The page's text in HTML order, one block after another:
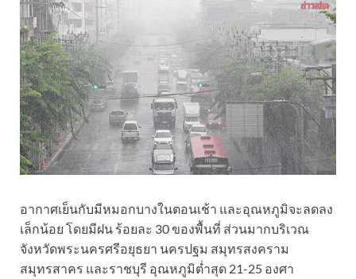
อากาศเย็นกับมีหมอกบางในตอนเช้า และอุณหภูมิจะลดลง
เล็กน้อย โดยมีฝน ร้อยละ 30 ของพื้นที่ ส่วนมากบริเวณ
จังหวัดพระนครศรีอยุธยา นครปฐม สมุทรสงคราม
สมุทรสาคร และราชบุรี อุณหภูมิต่ำสุด 21-25 องศา